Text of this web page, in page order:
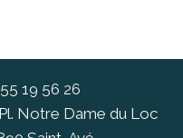
19 56 26
Notre Dame du Loc